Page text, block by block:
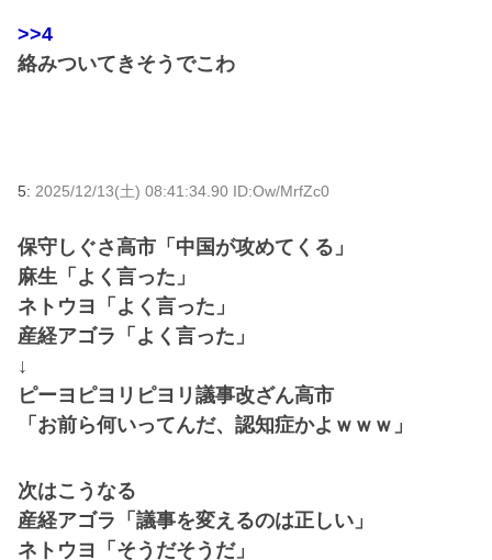
>>4
絡みついてきそうでこわ
5: 2025/12/13(土) 08:41:34.90 ID:Ow/MrfZc0
保守しぐさ高市「中国が攻めてくる」
麻生「よく言った」
ネトウヨ「よく言った」
産経アゴラ「よく言った」
↓
ピーヨピヨリピヨリ議事改ざん高市
「お前ら何いってんだ、認知症かよｗｗｗ」
次はこうなる
産経アゴラ「議事を変えるのは正しい」
ネトウヨ「そうだそうだ」